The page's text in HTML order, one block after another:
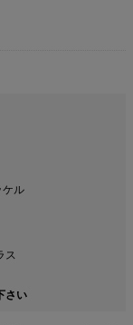
ケル
ス
さい